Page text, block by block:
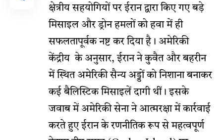
क्षेत्रीय सहयोगियों पर ईरान द्वारा किए गए बड़े
मिसाइल और ड्रोन हमलों को हवा में ही
सफलतापूर्वक नष्ट कर दिया है। अमेरिकी
केंद्रीय के अनुसार, ईरान ने कुवैत और बहरीन
में स्थित अमेरिकी सैन्य अड्डों को निशाना बनाकर
कई बैलिस्टिक मिसाइलें दागी थीं। इसके
जवाब में अमेरिकी सेना ने आत्मरक्षा में कार्रवाई
करते हुए ईरान के रणनीतिक रूप से महत्वपूर्ण